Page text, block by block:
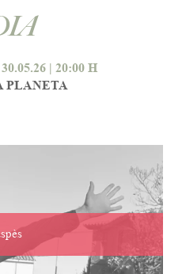
| 20:00 H
PLANETA